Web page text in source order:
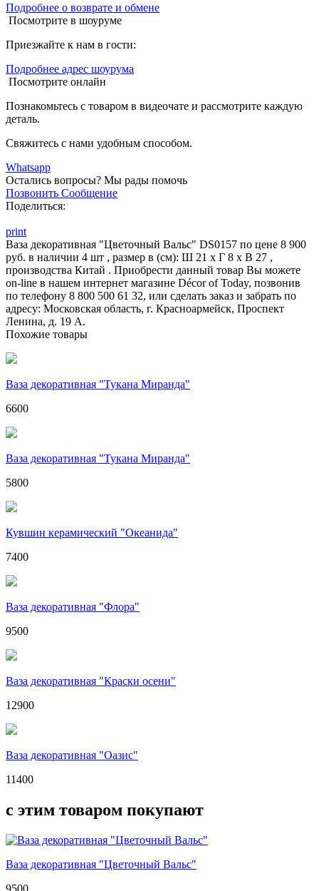
Подробнее о возврате и обмене
Посмотрите в шоуруме
Приезжайте к нам в гости:
Подробнее адрес шоурума
Посмотрите онлайн
Познакомьтесь с товаром в видеочате и рассмотрите каждую
деталь.
Свяжитесь с нами удобным способом.
Whatsapp
Остались вопросы? Мы рады помочь
Позвонить Сообщение
Поделиться:
print
Ваза декоративная "Цветочный Вальс" DS0157 по цене 8 900
руб. в наличии 4 шт , размер в (см): Ш 21 x Г 8 x В 27 ,
производства Китай . Приобрести данный товар Вы можете
on-line в нашем интернет магазине Décor of Today, позвонив
по телефону 8 800 500 61 32, или сделать заказ и забрать по
адресу: Московская область, г. Красноармейск, Проспект
Ленина, д. 19 А.
Похожие товары
Ваза декоративная "Тукана Миранда"
6600
Ваза декоративная "Тукана Миранда"
5800
Кувшин керамический "Океанида"
7400
Ваза декоративная "Флора"
9500
Ваза декоративная "Краски осени"
12900
Ваза декоративная "Оазис"
11400
с этим товаром покупают
Ваза декоративная "Цветочный Вальс"
9500